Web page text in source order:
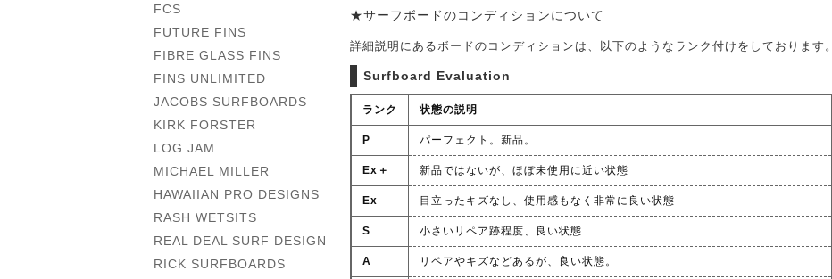
★サーフボードのコンディションについて
詳細説明にあるボードのコンディションは、以下のようなランク付けをしております。
Surfboard Evaluation
ランク 状態の説明
P パーフェクト。新品。
Ex＋ 新品ではないが、ほぼ未使用に近い状態
Ex 目立ったキズなし、使用感もなく非常に良い状態
S 小さいリペア跡程度、良い状態
A リペアやキズなどあるが、良い状態。
FCS
FUTURE FINS
FIBRE GLASS FINS
FINS UNLIMITED
JACOBS SURFBOARDS
KIRK FORSTER
LOG JAM
MICHAEL MILLER
HAWAIIAN PRO DESIGNS
RASH WETSITS
REAL DEAL SURF DESIGN
RICK SURFBOARDS